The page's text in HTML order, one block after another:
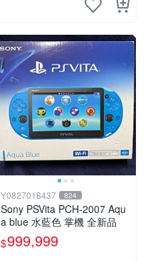
Y0827018437 824
Sony PSVita PCH-2007 Aqu
a blue 水藍色 掌機 全新品
$999,999